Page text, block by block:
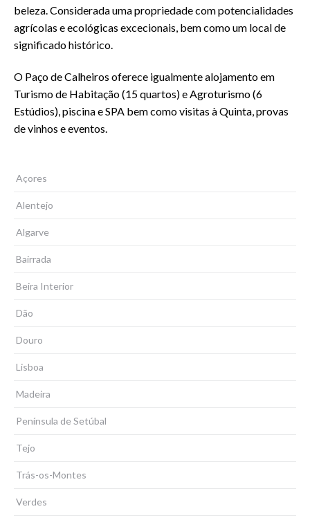
beleza. Considerada uma propriedade com potencialidades
agrícolas e ecológicas excecionais, bem como um local de
significado histórico.
O Paço de Calheiros oferece igualmente alojamento em
Turismo de Habitação (15 quartos) e Agroturismo (6
Estúdios), piscina e SPA bem como visitas à Quinta, provas
de vinhos e eventos.
Açores
Alentejo
Algarve
Bairrada
Beira Interior
Dão
Douro
Lisboa
Madeira
Península de Setúbal
Tejo
Trás-os-Montes
Verdes